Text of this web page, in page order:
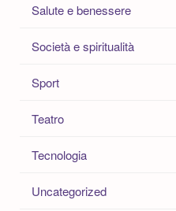
Salute e benessere
Società e spiritualità
Sport
Teatro
Tecnologia
Uncategorized